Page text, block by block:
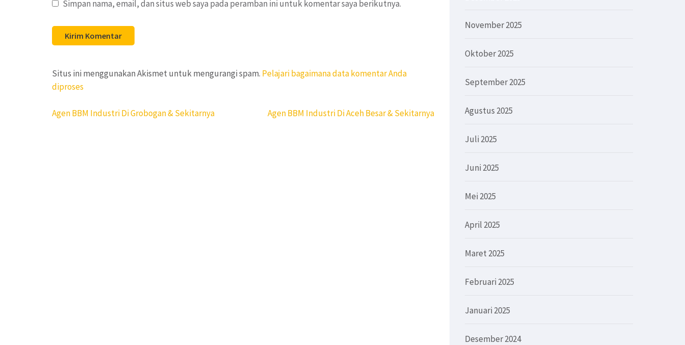
Simpan nama, email, dan situs web saya pada peramban ini untuk komentar saya berikutnya.
Situs ini menggunakan Akismet untuk mengurangi spam. Pelajari bagaimana data komentar Anda
diproses
Navigasi
Agen BBM Industri Di Grobogan & Sekitarnya Agen BBM Industri Di Aceh Besar & Sekitarnya
November 2025
Oktober 2025
September 2025
Agustus 2025
Juli 2025
Juni 2025
Mei 2025
April 2025
Maret 2025
Februari 2025
Januari 2025
Desember 2024